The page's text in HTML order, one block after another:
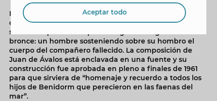
La composición escultórica está formada por una cruz
de granito de grandes dimensiones en forma de ancla
sobre una proa de la que emergen dos figuras en
bronce: un hombre sosteniendo sobre su hombro el
cuerpo del compañero fallecido. La composición de
Juan de Ávalos está enclavada en una fuente y su
construcción fue aprobada en pleno a finales de 1961
para que sirviera de “homenaje y recuerdo a todos los
hijos de Benidorm que perecieron en las faenas del
mar”.
Aceptar todo